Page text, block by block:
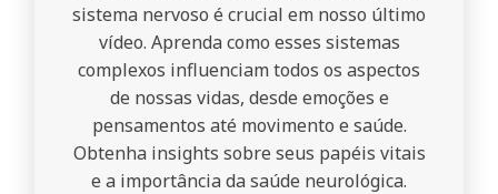
sistema nervoso é crucial em nosso último
vídeo. Aprenda como esses sistemas
complexos influenciam todos os aspectos
de nossas vidas, desde emoções e
pensamentos até movimento e saúde.
Obtenha insights sobre seus papéis vitais
e a importância da saúde neurológica.